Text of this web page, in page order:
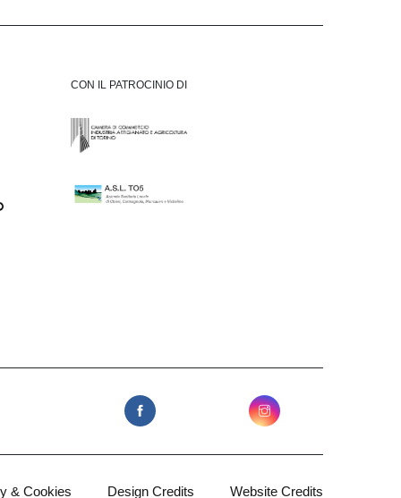
CON IL PATROCINIO DI
& Cookies Design Credits Website Credits